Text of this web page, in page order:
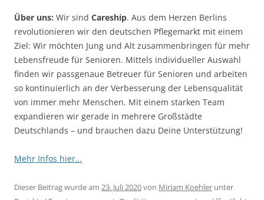
Über uns: Wir sind Careship. Aus dem Herzen Berlins
revolutionieren wir den deutschen Pflegemarkt mit einem
Ziel: Wir möchten Jung und Alt zusammenbringen für mehr
Lebensfreude für Senioren. Mittels individueller Auswahl
finden wir passgenaue Betreuer für Senioren und arbeiten
so kontinuierlich an der Verbesserung der Lebensqualität
von immer mehr Menschen. Mit einem starken Team
expandieren wir gerade in mehrere Großstädte
Deutschlands – und brauchen dazu Deine Unterstützung!
Mehr Infos hier…
Dieser Beitrag wurde am 23. Juli 2020von Miriam Koehler unter